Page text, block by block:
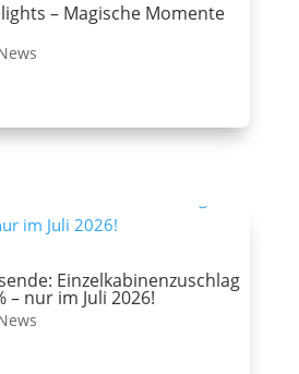
– Magische Momente
Einzelkabinenzuschlag
– nur im Juli 2026!